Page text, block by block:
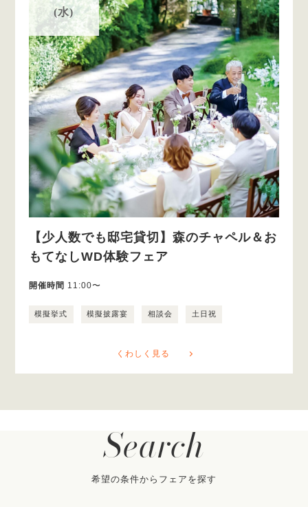
(水)
【少人数でも邸宅貸切】森のチャペル＆お
もてなしWD体験フェア
開催時間 11:00〜
模擬挙式 模擬披露宴 相談会 土日祝
くわしく見る
Search
希望の条件からフェアを探す